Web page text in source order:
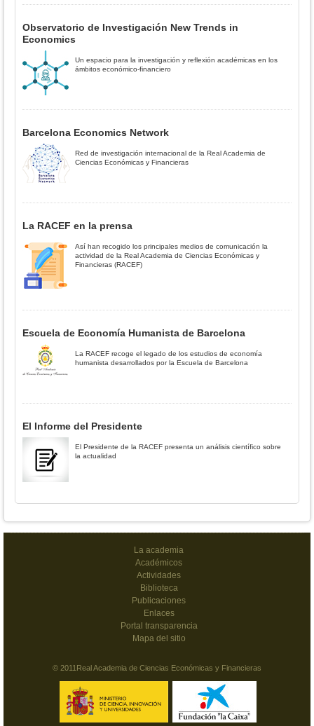
Observatorio de Investigación New Trends in
Economics
Un espacio para la investigación y reflexión académicas en los
ámbitos económico-financiero
Barcelona Economics Network
Red de investigación internacional de la Real Academia de
Ciencias Económicas y Financieras
La RACEF en la prensa
Así han recogido los principales medios de comunicación la
actividad de la Real Academia de Ciencias Económicas y
Financieras (RACEF)
Escuela de Economía Humanista de Barcelona
La RACEF recoge el legado de los estudios de economía
humanista desarrollados por la Escuela de Barcelona
El Informe del Presidente
El Presidente de la RACEF presenta un análisis científico sobre
la actualidad
La academia
Académicos
Actividades
Biblioteca
Publicaciones
Enlaces
Portal transparencia
Mapa del sitio
© 2011Real Academia de Ciencias Económicas y Financieras